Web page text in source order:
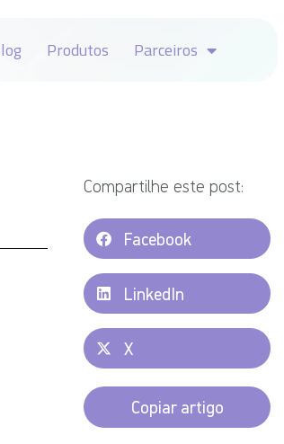
Produtos Parceiros
Compartilhe este post:
Facebook
LinkedIn
X
Copiar artigo